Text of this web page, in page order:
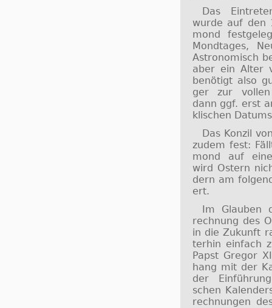
Das
wur­de auf den
mond
Mond­ta­ges,
As­tro­no­misch
aber ein Al­ter
be­nö­tigt al­so
ger zur vol­len
dann ggf. erst
kli­schen
Das Kon­zil
zu­dem fest:
mond auf
wird Os­tern
dern am
ert.
Im Glau­ben
rech­nung des
in die Zu­kunft
ter­hin ein­fach
Papst Gre­gor
hang mit der
der
schen
rech­nun­gen